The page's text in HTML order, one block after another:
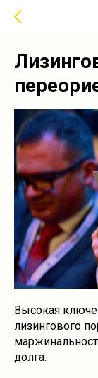
Высокая
лизингового
долга.